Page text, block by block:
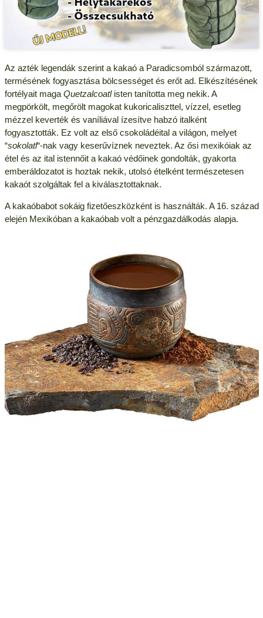
Az azték legendák szerint a kakaó a Paradicsomból származott,
termésének fogyasztása bölcsességet és erőt ad. Elkészítésének
fortélyait maga Quetzalcoatlisten tanította meg nekik. A
megpörkölt, megőrölt magokat kukoricaliszttel, vízzel, esetleg
mézzel keverték és vaníliával ízesítve habzó italként
fogyasztották. Ez volt az első csokoládéital a világon, melyet
“sokolatl“-nak vagy keserűvíznek neveztek. Az ősi mexikóiak az
étel és az ital istennőit a kakaó védőinek gondolták, gyakorta
emberáldozatot is hoztak nekik, utolsó ételként természetesen
kakaót szolgáltak fel a kiválasztottaknak.
A kakaóbabot sokáig fizetőeszközként is használták. A 16. század
elején Mexikóban a kakaóbab volt a pénzgazdálkodás alapja.